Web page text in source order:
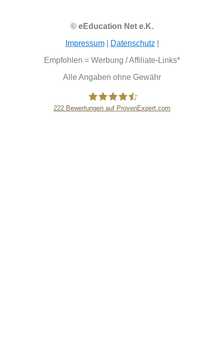
© eEducation Net e.K.
Impressum| Datenschutz
Empfohlen = Werbung / Affiliate-Links*
Alle Angaben ohne Gewähr
222 Bewertungen auf ProvenExpert.com